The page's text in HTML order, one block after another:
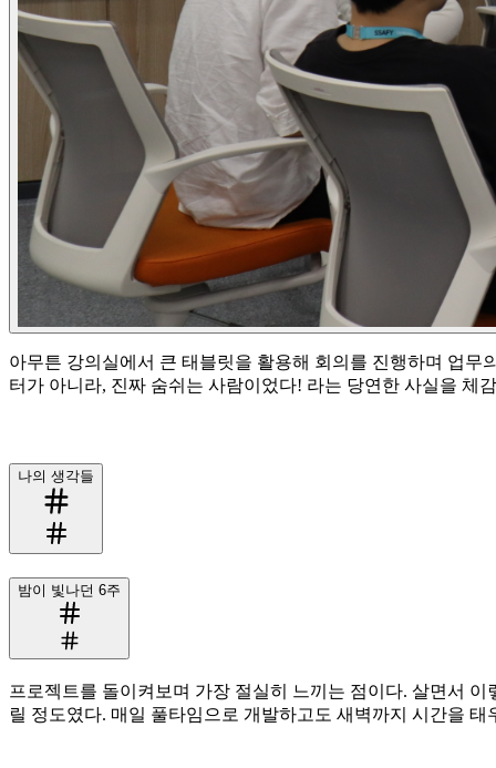
아무튼 강의실에서 큰 태블릿을 활용해 회의를 진행하며 업
터가 아니라, 진짜 숨쉬는 사람이었다! 라는 당연한 사실을 체
나의 생각들
밤이 빛나던 6주
프로젝트를 돌이켜보며 가장 절실히 느끼는 점이다. 살면서
릴 정도였다. 매일 풀타임으로 개발하고도 새벽까지 시간을 태